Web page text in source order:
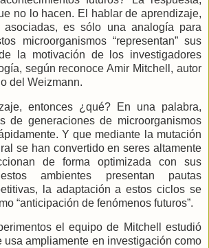
no lo hacen. El hablar de aprendizaje,
es sólo una analogía para
microorganismos “representan” sus
la motivación de los investigadores
según reconoce Amir Mitchell, autor
del Weizmann.
entonces ¿qué? En una palabra,
de generaciones de microorganismos
Y que mediante la mutación
se han convertido en seres altamente
de forma optimizada con sus
ambientes presentan pautas
la adaptación a estos ciclos se
“anticipación de fenómenos futuros”.
el equipo de Mitchell estudió
usa ampliamente en investigación como